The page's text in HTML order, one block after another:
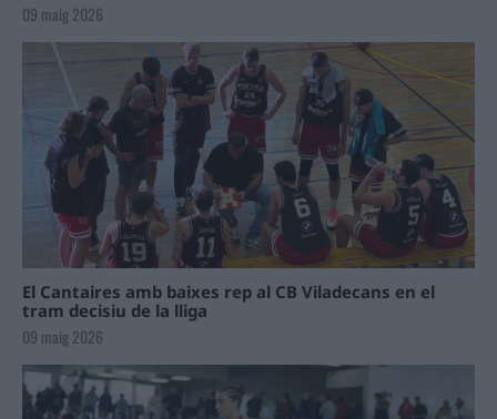
09 maig 2026
El Cantaires amb baixes rep al CB Viladecans en el
tram decisiu de la lliga
09 maig 2026